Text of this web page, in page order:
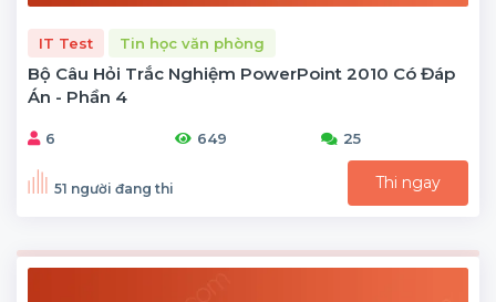
IT Test Tin học văn phòng
Bộ Câu Hỏi Trắc Nghiệm PowerPoint 2010 Có Đáp
Án - Phần 4
6 649 25
51 người đang thi Thi ngay